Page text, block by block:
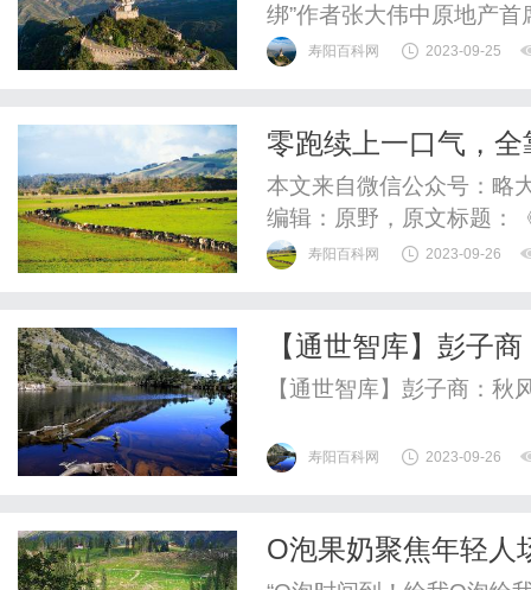
绑”作者张大伟中原地产
寿阳百科网 2023-09-25
零跑续上一口气，
本文来自微信公众号：略
编辑：原野，原文标题：
寿阳百科网 2023-09-26
【通世智库】彭子
【通世智库】彭子商：秋
寿阳百科网 2023-09-26
O泡果奶聚焦年轻人